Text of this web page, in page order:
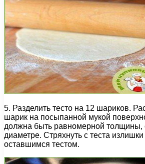
5. Разделить тесто на 12 шариков.
шарик на посыпанной мукой
должна быть равномерной толщины,
диаметре. Стряхнуть с теста
оставшимся тестом.